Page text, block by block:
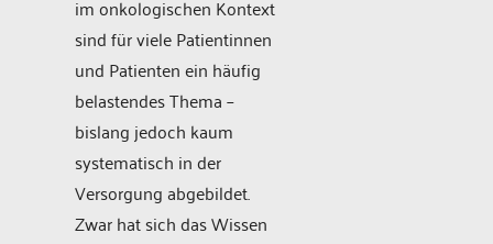
im onkologischen Kontext
sind für viele Patientinnen
und Patienten ein häufig
belastendes Thema –
bislang jedoch kaum
systematisch in der
Versorgung abgebildet.
Zwar hat sich das Wissen